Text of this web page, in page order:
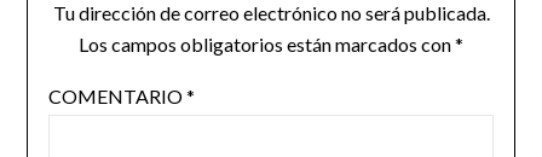
Tu dirección de correo electrónico no será publicada.
Los campos obligatorios están marcados con*
COMENTARIO*